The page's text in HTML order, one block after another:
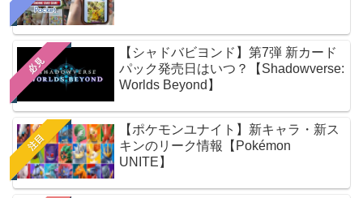
必見
【シャドバビヨンド】第7弾 新カード
パック発売日はいつ？【Shadowverse:
Worlds Beyond】
注目
【ポケモンユナイト】新キャラ・新ス
キンのリーク情報【Pokémon
UNITE】